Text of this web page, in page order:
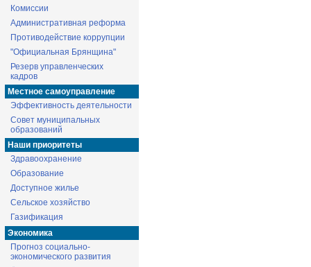
Комиссии
Административная реформа
Противодействие коррупции
"Официальная Брянщина"
Резерв управленческих
кадров
Местное самоуправление
Эффективность деятельности
Совет муниципальных
образований
Наши приоритеты
Здравоохранение
Образование
Доступное жилье
Сельское хозяйство
Газификация
Экономика
Прогноз социально-
экономического развития